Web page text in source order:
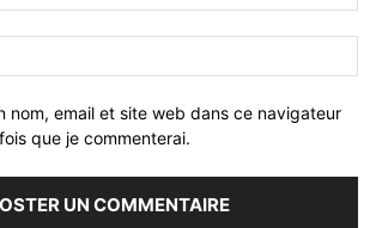
nom, email et site web dans ce navigateur
que je commenterai.